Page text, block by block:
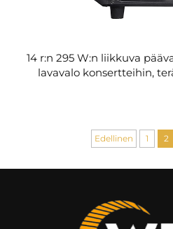
14 r:n 295 W:n liikkuva
lavavalo konsertteihin,
Edellinen 1 2